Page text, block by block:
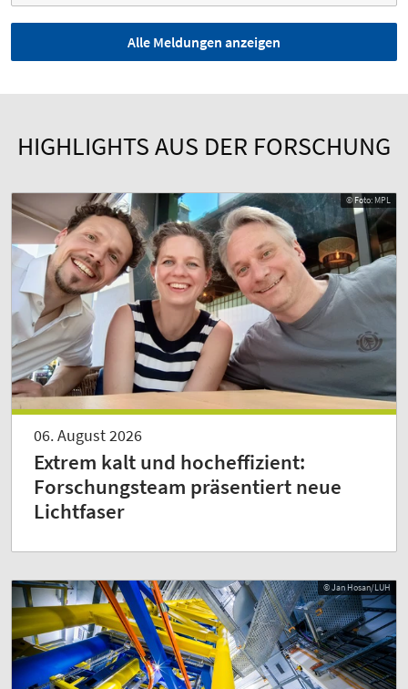
Alle Meldungen anzeigen
HIGHLIGHTS AUS DER FORSCHUNG
© Foto: MPL
06. August 2026
Extrem kalt und hocheffizient:
Forschungsteam präsentiert neue
Lichtfaser
© Jan Hosan/LUH